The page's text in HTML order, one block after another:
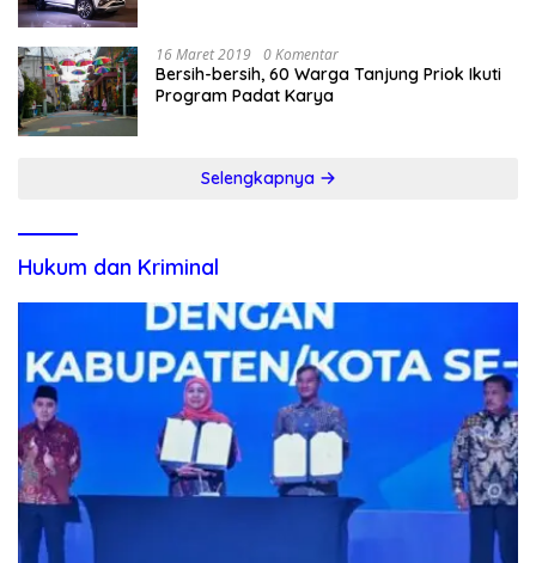
16 Maret 2019 0 Komentar
Bersih-bersih, 60 Warga Tanjung Priok Ikuti
Program Padat Karya
Selengkapnya
Hukum dan Kriminal